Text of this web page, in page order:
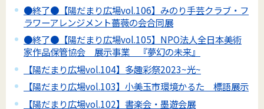
●終了●【陽だまり広場vol.106】みのり手芸クラブ・フ
ラワーアレンジメント薔薇の会合同展
●終了●【陽だまり広場vol.105】NPO法人全日本美術
家作品保管協会 展示事業 『夢幻の未来』
【陽だまり広場vol.104】多趣彩祭2023~光~
【陽だまり広場vol.103】小美玉市環境かるた 標語展示
【陽だまり広場vol.102】書楽会・墨遊会展